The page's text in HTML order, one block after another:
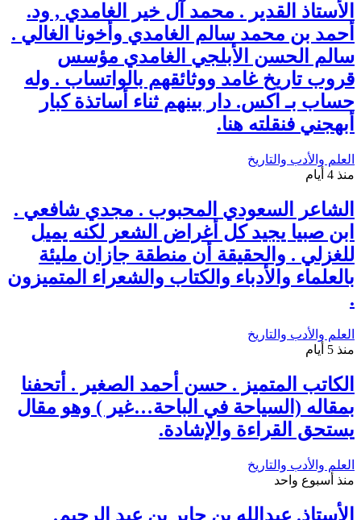
الأستاذ القدير . محمد آل خير الغامدي , ود.
أحمد بن محمد سالم الغامدي وأخونا الغالي .
سالم الحسن الأبلجي الغامدي مؤسس
قروب تاريخ غامد ووثائقهم بالواتساب . وله
حساب بـ اكس. دار بينهم ثناء أساتذة كبار
أبهجني فنقلته هنا.
العلم والأدب والتاريخ
منذ 4 أيام
الشاعر السعودي المحبوب . مجدي شافعي .
ابن صبيا يجيد كل أغراض الشعر لكنه يميل
للغزلي . والحقيقة أن منطقة جازان مليئة
بالعلماء والأدباء والكتاب والشعراء المتميزون
.
العلم والأدب والتاريخ
منذ 5 أيام
الكاتب المتميز . حسن أحمد الصغير . أتحفنا
بمقاله (السياحة في الباحة…غير ) وهو مقال
يستحق القراءة والإشادة.
العلم والأدب والتاريخ
منذ أسبوع واحد
الأستاذ. عبدالله بن جابر بن عبد الرحيم.